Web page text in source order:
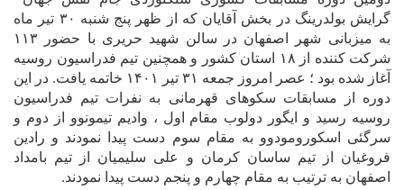
گرایش بولدرینگ در بخش آقایان که از ظهر پنج شنبه ۳۰ تیر ماه
به میزبانی شهر اصفهان در سالن شهید حریری با حضور ۱۱۳
شرکت کننده از ۱۸ استان کشور و همچنین تیم فدراسیون روسیه
آغاز شده بود ؛ عصر امروز جمعه ۳۱ تیر ۱۴۰۱ خاتمه یافت. در این
دوره از مسابقات سکوهای قهرمانی به نفرات تیم فدراسیون
روسیه رسید و ایگور دولوب مقام اول ، وادیم تیمونوو از دوم و
سرگئی اسکورومودوو به مقام سوم دست پیدا نمودند و رادین
فروغیان از تیم ساسان کرمان و علی سلیمیان از تیم بامداد
اصفهان به ترتیب به مقام چهارم و پنجم دست پیدا نمودند.